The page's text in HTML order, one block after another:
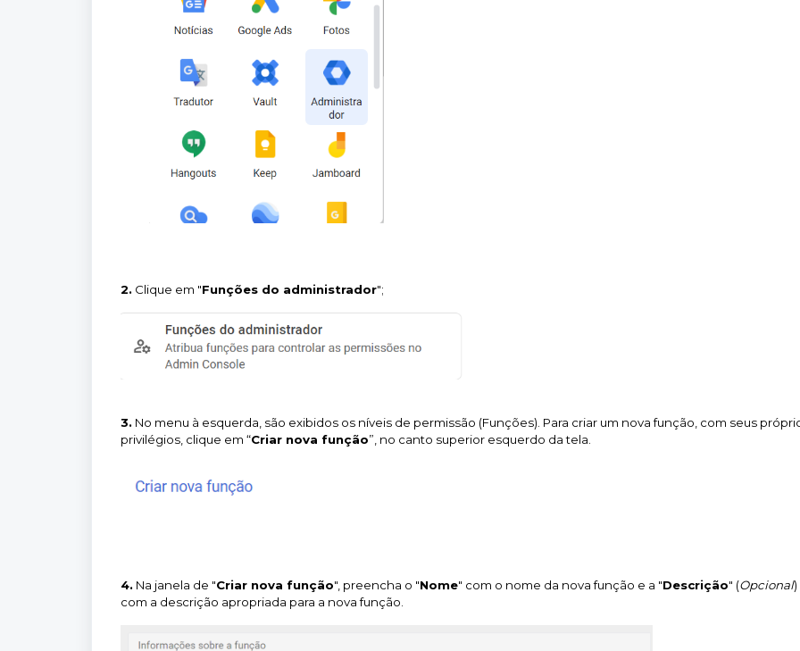
2. Clique em "Funções do administrador";
3. No menu à esquerda, são exibidos os níveis de permissão (Funções). Para criar um nova função, com seus
privilégios, clique em “Criar nova função”, no canto superior esquerdo da tela.
4. Na janela de "Criar nova função", preencha o "Nome" com o nome da nova função e a "Descrição" (Opcional)
com a descrição apropriada para a nova função.